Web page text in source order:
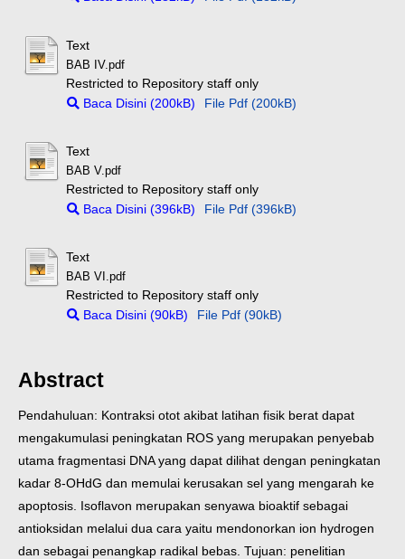
Text
BAB IV.pdf
Restricted to Repository staff only
Baca Disini (200kB)
File Pdf (200kB)
Text
BAB V.pdf
Restricted to Repository staff only
Baca Disini (396kB)
File Pdf (396kB)
Text
BAB VI.pdf
Restricted to Repository staff only
Baca Disini (90kB)
File Pdf (90kB)
Abstract
Pendahuluan: Kontraksi otot akibat latihan fisik berat dapat
mengakumulasi peningkatan ROS yang merupakan penyebab
utama fragmentasi DNA yang dapat dilihat dengan peningkatan
kadar 8-OHdG dan memulai kerusakan sel yang mengarah ke
apoptosis. Isoflavon merupakan senyawa bioaktif sebagai
antioksidan melalui dua cara yaitu mendonorkan ion hydrogen
dan sebagai penangkap radikal bebas. Tujuan: penelitian